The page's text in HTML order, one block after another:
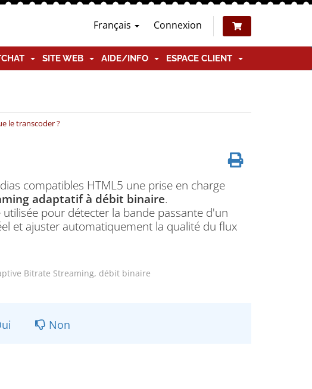
Français Connexion
SITE WEB AIDE/INFO ESPACE CLIENT
le transcoder ?
compatibles HTML5 une prise en charge
adaptatif à débit binaire.
pour détecter la bande passante d'un
et ajuster automatiquement la qualité du flux
Bitrate Streaming, débit binaire
Non